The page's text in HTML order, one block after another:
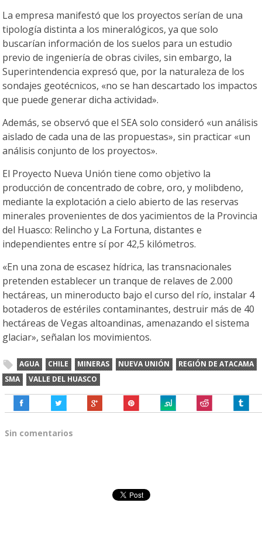
La empresa manifestó que los proyectos serían de una
tipología distinta a los mineralógicos, ya que solo
buscarían información de los suelos para un estudio
previo de ingeniería de obras civiles, sin embargo, la
Superintendencia expresó que, por la naturaleza de los
sondajes geotécnicos, «no se han descartado los impactos
que puede generar dicha actividad».
Además, se observó que el SEA solo consideró «un análisis
aislado de cada una de las propuestas», sin practicar «un
análisis conjunto de los proyectos».
El Proyecto Nueva Unión tiene como objetivo la
producción de concentrado de cobre, oro, y molibdeno,
mediante la explotación a cielo abierto de las reservas
minerales provenientes de dos yacimientos de la Provincia
del Huasco: Relincho y La Fortuna, distantes e
independientes entre sí por 42,5 kilómetros.
«En una zona de escasez hídrica, las transnacionales
pretenden establecer un tranque de relaves de 2.000
hectáreas, un mineroducto bajo el curso del río, instalar 4
botaderos de estériles contaminantes, destruir más de 40
hectáreas de Vegas altoandinas, amenazando el sistema
glaciar», señalan los movimientos.
AGUA CHILE MINERAS NUEVA UNIÓN
REGIÓN DE ATACAMA
SMA
VALLE DEL HUASCO
Sin comentarios